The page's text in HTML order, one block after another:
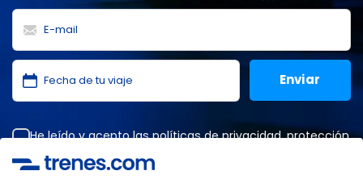
He leído y acepto laspolíticas de privacidad,protección
SOLUTIONS.